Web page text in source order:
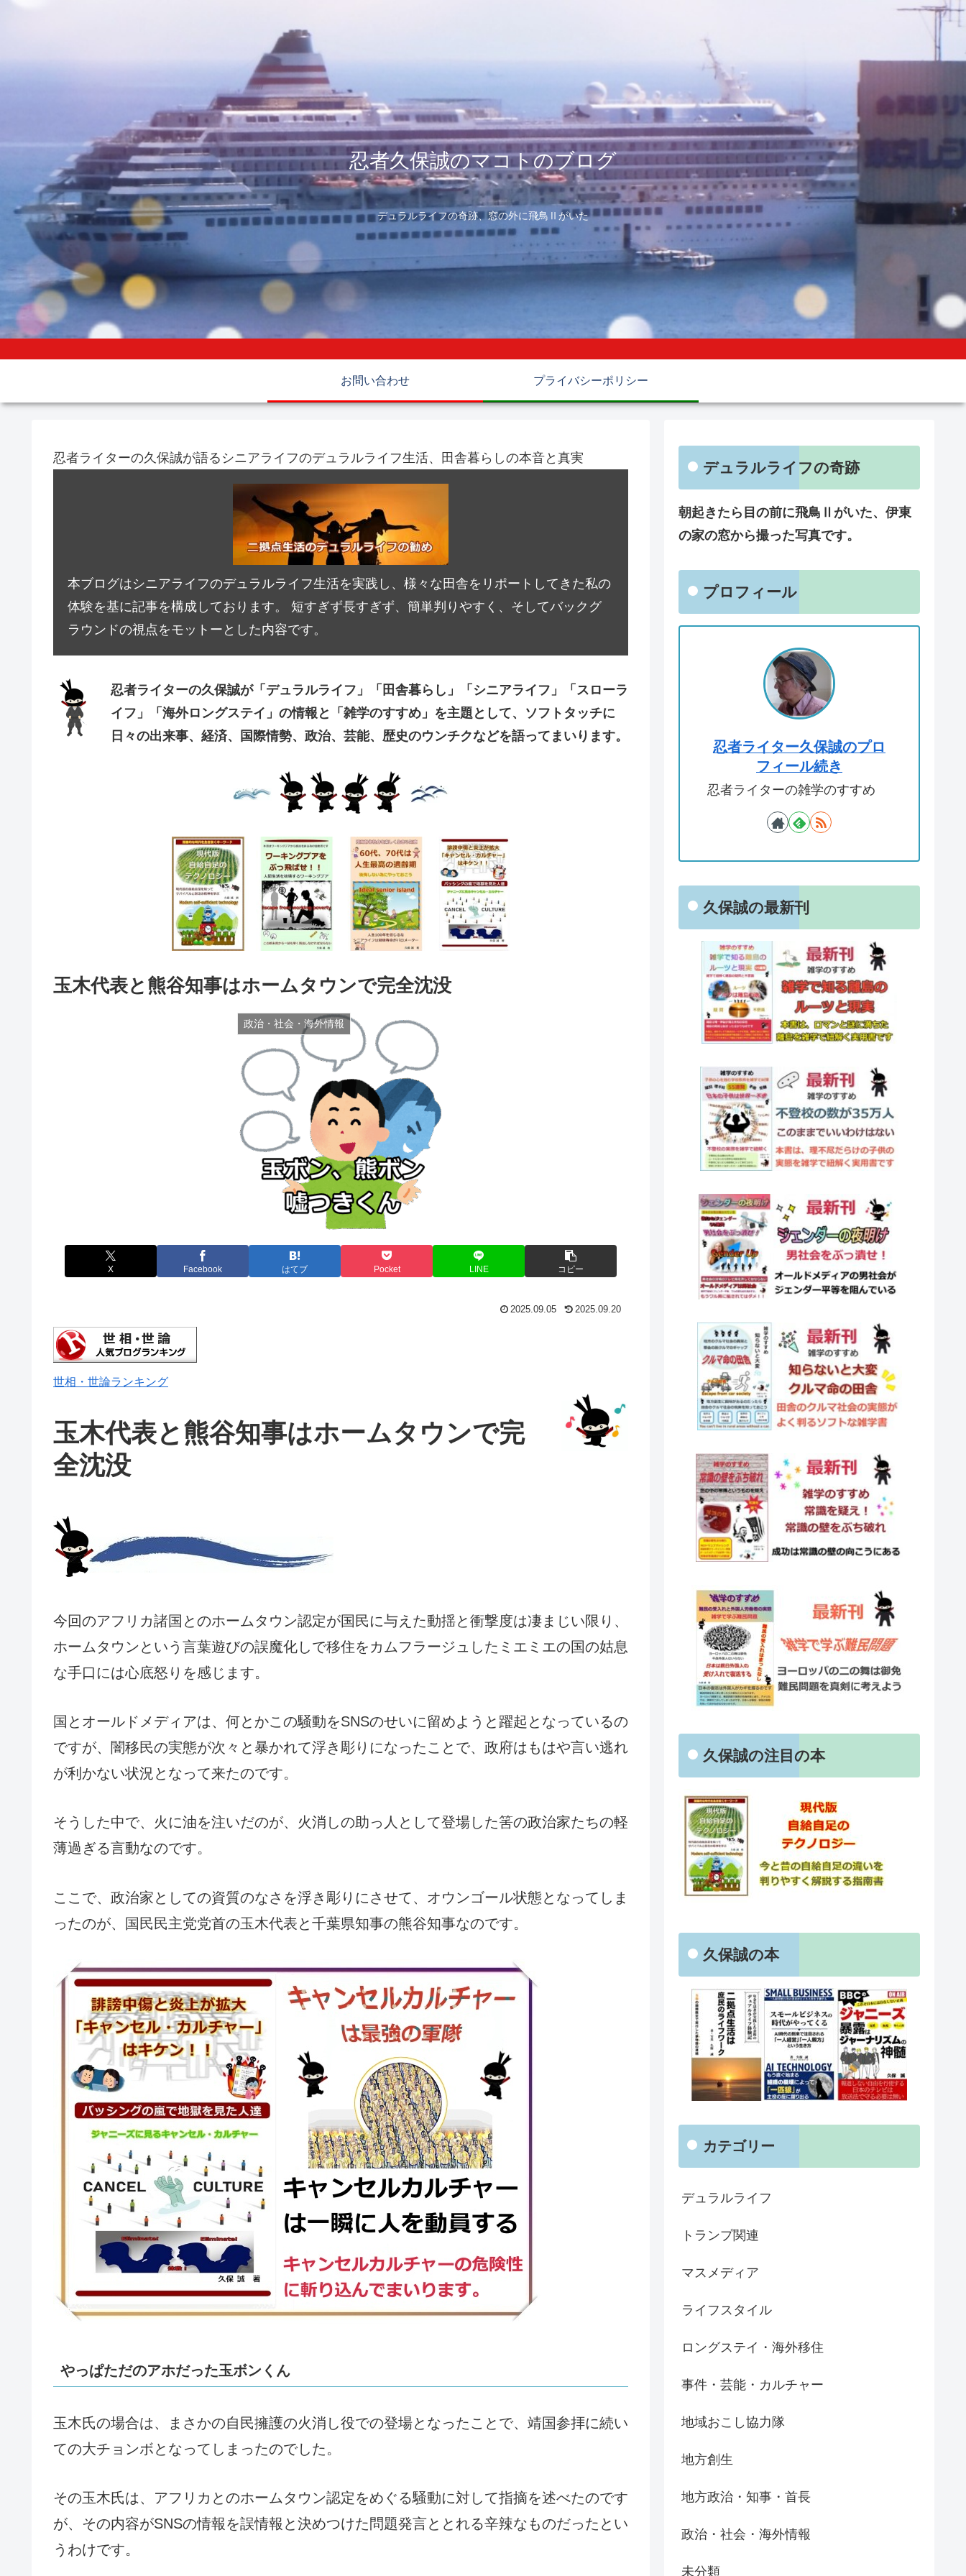
忍者久保誠のマコトのブログ
デュラルライフの奇跡、窓の外に飛鳥Ⅱがいた
お問い合わせ プライバシーポリシー
忍者ライターの久保誠が語るシニアライフのデュラルライフ生活、田舎暮らしの本音と真実
本ブログはシニアライフのデュラルライフ生活を実践し、様々な田舎をリポートしてきた私の
体験を基に記事を構成しております。 短すぎず長すぎず、簡単判りやすく、そしてバックグ
ラウンドの視点をモットーとした内容です。
忍者ライターの久保誠が「デュラルライフ」「田舎暮らし」「シニアライフ」「スローラ
イフ」「海外ロングステイ」の情報と「雑学のすすめ」を主題として、ソフトタッチに
日々の出来事、経済、国際情勢、政治、芸能、歴史のウンチクなどを語ってまいります。
玉木代表と熊谷知事はホームタウンで完全沈没
政治・社会・海外情報
X Facebook はてブ Pocket LINE コピー
2025.09.05 2025.09.20
世相・世論ランキング
玉木代表と熊谷知事はホームタウンで完
全沈没
今回のアフリカ諸国とのホームタウン認定が国民に与えた動揺と衝撃度は凄まじい限り、
ホームタウンという言葉遊びの誤魔化しで移住をカムフラージュしたミエミエの国の姑息
な手口には心底怒りを感じます。
国とオールドメディアは、何とかこの騒動をSNSのせいに留めようと躍起となっているの
ですが、闇移民の実態が次々と暴かれて浮き彫りになったことで、政府はもはや言い逃れ
が利かない状況となって来たのです。
そうした中で、火に油を注いだのが、火消しの助っ人として登場した筈の政治家たちの軽
薄過ぎる言動なのです。
ここで、政治家としての資質のなさを浮き彫りにさせて、オウンゴール状態となってしま
ったのが、国民民主党党首の玉木代表と千葉県知事の熊谷知事なのです。
やっぱただのアホだった玉ボンくん
玉木氏の場合は、まさかの自民擁護の火消し役での登場となったことで、靖国参拝に続い
ての大チョンボとなってしまったのでした。
その玉木氏は、アフリカとのホームタウン認定をめぐる騒動に対して指摘を述べたのです
が、その内容がSNSの情報を誤情報と決めつけた問題発言ととれる辛辣なものだったとい
うわけです。
デュラルライフの奇跡
朝起きたら目の前に飛鳥Ⅱがいた、伊東
の家の窓から撮った写真です。
プロフィール
忍者ライター久保誠のプロ
フィール続き
忍者ライターの雑学のすすめ
久保誠の最新刊
久保誠の注目の本
久保誠の本
カテゴリー
デュラルライフ
トランプ関連
マスメディア
ライフスタイル
ロングステイ・海外移住
事件・芸能・カルチャー
地域おこし協力隊
地方創生
地方政治・知事・首長
政治・社会・海外情報
未分類